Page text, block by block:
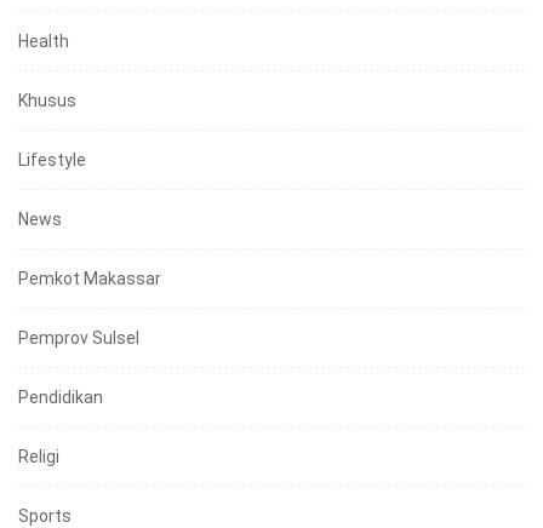
Health
Khusus
Lifestyle
News
Pemkot Makassar
Pemprov Sulsel
Pendidikan
Religi
Sports